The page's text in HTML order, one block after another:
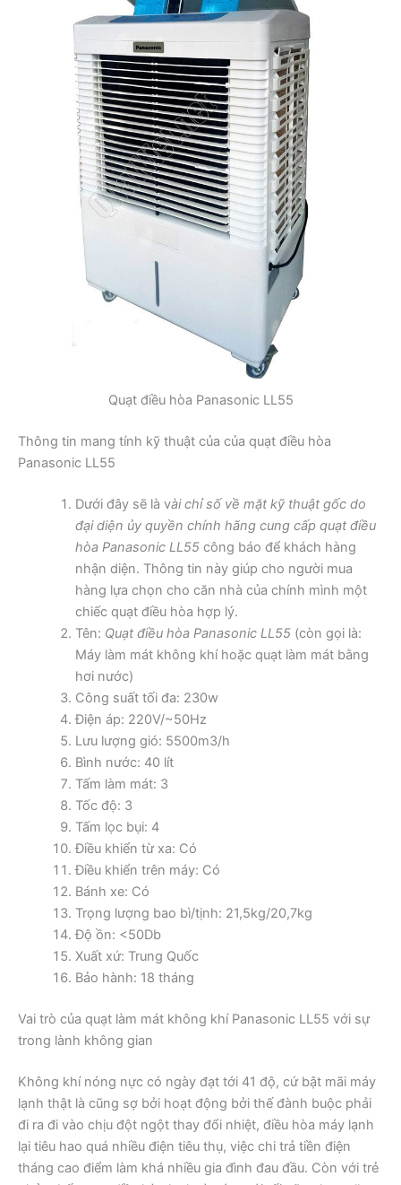
Quạt điều hòa Panasonic LL55
Thông tin mang tính kỹ thuật của của quạt điều hòa
Panasonic LL55
Dưới đây sẽ là vài chỉ số về mặt kỹ thuật gốc do
đại diện ủy quyền chính hãng cung cấp quạt điều
hòa Panasonic LL55công báo để khách hàng
nhận diện. Thông tin này giúp cho người mua
hàng lựa chọn cho căn nhà của chính mình một
chiếc quạt điều hòa hợp lý.
Tên: Quạt điều hòa Panasonic LL55(còn gọi là:
Máy làm mát không khí hoặc quạt làm mát bằng
hơi nước)
Công suất tối đa: 230w
Điện áp: 220V/~50Hz
Lưu lượng gió: 5500m3/h
Bình nước: 40 lít
Tấm làm mát: 3
Tốc độ: 3
Tấm lọc bụi: 4
Điều khiển từ xa: Có
Điều khiển trên máy: Có
Bánh xe: Có
Trọng lượng bao bì/tịnh: 21,5kg/20,7kg
Độ ồn: <50Db
Xuất xứ: Trung Quốc
Bảo hành: 18 tháng
Vai trò của quạt làm mát không khí Panasonic LL55 với sự
trong lành không gian
Không khí nóng nực có ngày đạt tới 41 độ, cứ bật mãi máy
lạnh thật là cũng sợ bởi hoạt động bởi thế đành buộc phải
đi ra đi vào chịu đột ngột thay đổi nhiệt, điều hòa máy lạnh
lại tiêu hao quá nhiều điện tiêu thụ, việc chi trả tiền điện
tháng cao điểm làm khá nhiều gia đình đau đầu. Còn với trẻ